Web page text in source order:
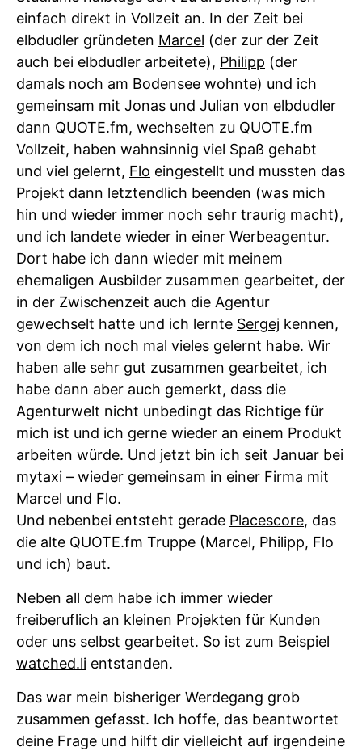
einfach direkt in Vollzeit an. In der Zeit bei
elbdudler gründeten Marcel (der zur der Zeit
auch bei elbdudler arbeitete), Philipp (der
damals noch am Bodensee wohnte) und ich
gemeinsam mit Jonas und Julian von elbdudler
dann QUOTE.fm, wechselten zu QUOTE.fm
Vollzeit, haben wahnsinnig viel Spaß gehabt
und viel gelernt, Flo eingestellt und mussten das
Projekt dann letztendlich beenden (was mich
hin und wieder immer noch sehr traurig macht),
und ich landete wieder in einer Werbeagentur.
Dort habe ich dann wieder mit meinem
ehemaligen Ausbilder zusammen gearbeitet, der
in der Zwischenzeit auch die Agentur
gewechselt hatte und ich lernte Sergej kennen,
von dem ich noch mal vieles gelernt habe. Wir
haben alle sehr gut zusammen gearbeitet, ich
habe dann aber auch gemerkt, dass die
Agenturwelt nicht unbedingt das Richtige für
mich ist und ich gerne wieder an einem Produkt
arbeiten würde. Und jetzt bin ich seit Januar bei
mytaxi – wieder gemeinsam in einer Firma mit
Marcel und Flo.
Und nebenbei entsteht gerade Placescore, das
die alte QUOTE.fm Truppe (Marcel, Philipp, Flo
und ich) baut.
Neben all dem habe ich immer wieder
freiberuflich an kleinen Projekten für Kunden
oder uns selbst gearbeitet. So ist zum Beispiel
watched.li entstanden.
Das war mein bisheriger Werdegang grob
zusammen gefasst. Ich hoffe, das beantwortet
deine Frage und hilft dir vielleicht auf irgendeine